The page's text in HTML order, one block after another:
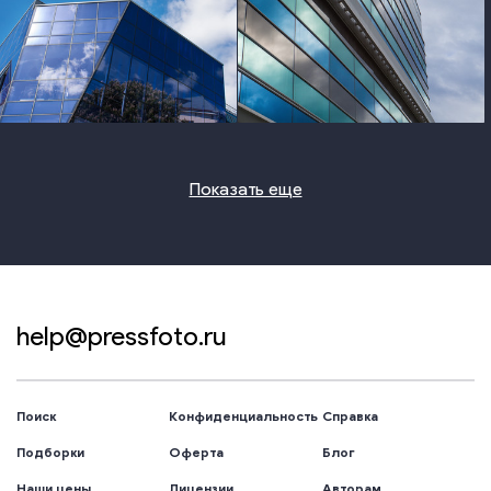
photo photo
Показать еще
help@pressfoto.ru
Поиск
Подборки
Конфиденциальность
Оферта
Справка
Блог